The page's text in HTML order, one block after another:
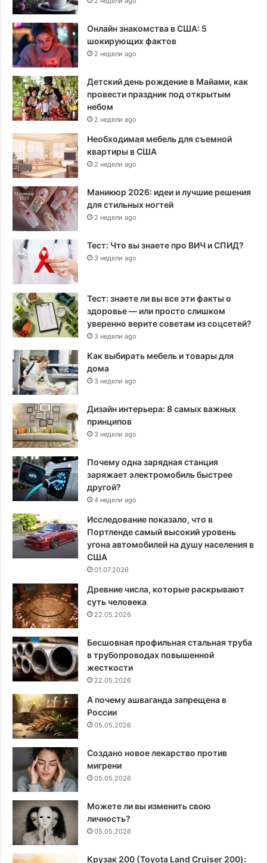
Онлайн знакомства в США: 5
шокирующих фактов
2 недели ago
Детский день рождение в Майами, как
провести праздник под открытым
небом
2 недели ago
Необходимая мебель для съемной
квартиры в США
2 недели ago
Маникюр 2026: идеи и лучшие решения
для стильных ногтей
2 недели ago
Тест: Что вы знаете про ВИЧ и СПИД?
3 недели ago
Тест: знаете ли вы все эти факты о
здоровье — или просто слишком
уверенно верите советам из соцсетей?
3 недели ago
Как выбирать мебель и товары для
дома
3 недели ago
Дизайн интерьера: 8 самых важных
принципов
3 недели ago
Почему одна зарядная станция
заряжает электромобиль быстрее
другой?
4 недели ago
Исследование показало, что в
Портленде самый высокий уровень
угона автомобилей на душу населения в
США
01.07.2026
Древние числа, которые раскрывают
суть человека
22.05.2026
Бесшовная профильная стальная труба
в трубопроводах повышенной
жесткости
22.05.2026
А почему ашваганда запрещена в
России
05.05.2026
Создано новое лекарство против
мигрени
05.05.2026
Можете ли вы изменить свою
личность?
05.05.2026
Крузак 200 (Toyota Land Cruiser 200):